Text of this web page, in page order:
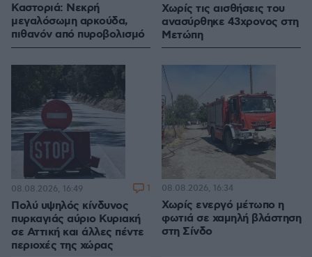
Καστοριά: Νεκρή
μεγαλόσωμη αρκούδα,
πιθανόν από πυροβολισμό
Χωρίς τις αισθήσεις του
ανασύρθηκε 43χρονος στη
Μετώπη
Πολύ υψηλός κίνδυνος
πυρκαγιάς αύριο Κυριακή
σε Αττική και άλλες πέντε
περιοχές της χώρας
08.08.2026, 16:49 1
Χωρίς ενεργό μέτωπο η
φωτιά σε χαμηλή βλάστηση
στη Σίνδο
08.08.2026, 16:34